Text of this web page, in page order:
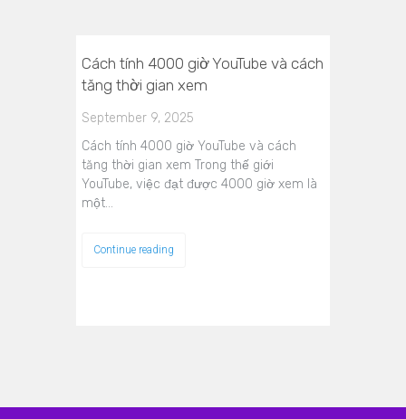
Cách tính 4000 giờ YouTube và cách
tăng thời gian xem
September 9, 2025
Cách tính 4000 giờ YouTube và cách
tăng thời gian xem Trong thế giới
YouTube, việc đạt được 4000 giờ xem là
một…
Continue reading